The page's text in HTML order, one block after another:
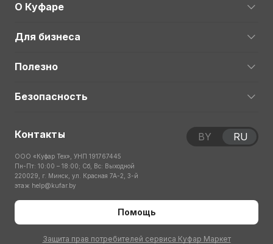
О Куфаре
Для бизнеса
Полезно
Безопасность
Контакты
ООО «Куфар Тех», УНП 191767445
Пн-Пт: 10:00 – 18:00; Сб, Вс: Выходной
220029, г. Минск, ул. Красная 7А-2, 3-й
этаж help@kufar.by
Помощь
Защита прав потребителей сервиса Куфар Маркет
BY RU